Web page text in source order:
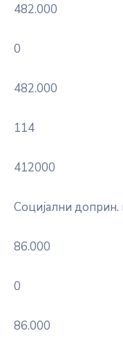
482.000
0
482.000
114
412000
Социјални доприн.
86.000
0
86.000